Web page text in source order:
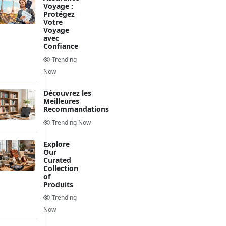
Voyage :
Protégez
Votre
Voyage
avec
Confiance
Trending
Now
Découvrez les
Meilleures
Recommandations
Trending Now
Explore
Our
Curated
Collection
of
Produits
Trending
Now